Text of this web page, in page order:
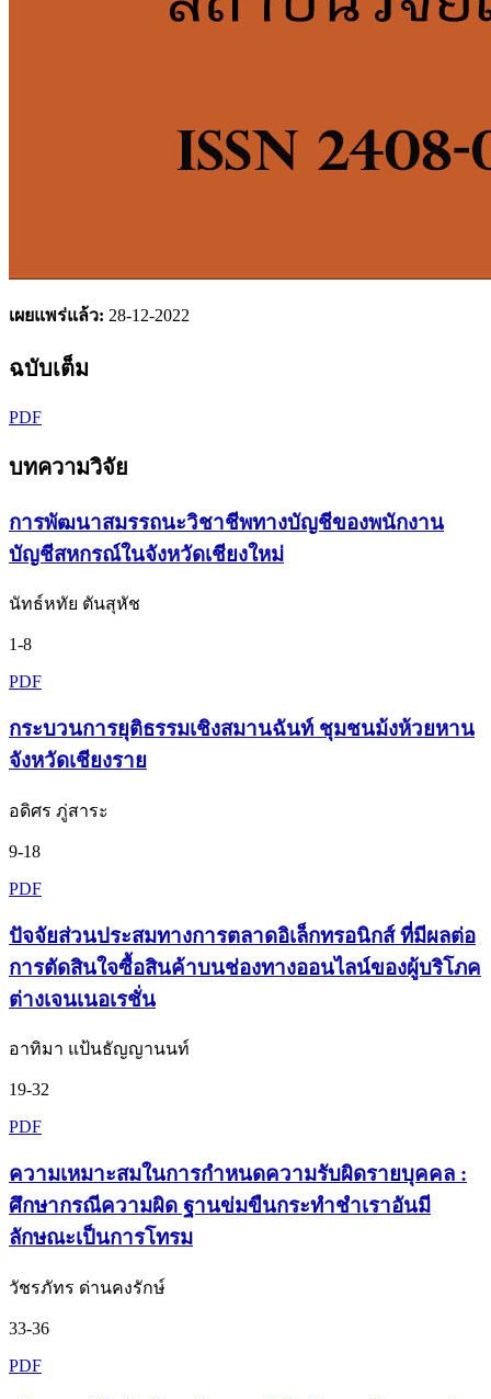
เผยแพร่แล้ว: 28-12-2022
ฉบับเต็ม
PDF
บทความวิจัย
การพัฒนาสมรรถนะวิชาชีพทางบัญชีของพนักงาน
บัญชีสหกรณ์ในจังหวัดเชียงใหม่
นัทธ์หทัย ตันสุหัช
1-8
PDF
กระบวนการยุติธรรมเชิงสมานฉันท์ ชุมชนม้งห้วยหาน
จังหวัดเชียงราย
อดิศร ภู่สาระ
9-18
PDF
ปัจจัยส่วนประสมทางการตลาดอิเล็กทรอนิกส์ ที่มีผลต่อ
การตัดสินใจซื้อสินค้าบนช่องทางออนไลน์ของผู้บริโภค
ต่างเจนเนอเรชั่น
อาทิมา แป้นธัญญานนท์
19-32
PDF
ความเหมาะสมในการกำหนดความรับผิดรายบุคคล :
ศึกษากรณีความผิด ฐานข่มขืนกระทำชำเราอันมี
ลักษณะเป็นการโทรม
วัชรภัทร ด่านคงรักษ์
33-36
PDF